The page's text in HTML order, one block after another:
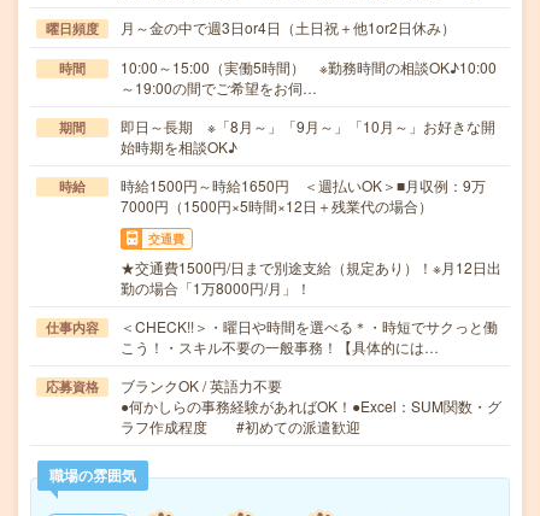
曜日頻度 月～金の中で週3日or4日（土日祝＋他1or2日休み）
時間
10:00～15:00（実働5時間） ※勤務時間の相談OK♪10:00
～19:00の間でご希望をお伺…
期間
即日～長期 ※「8月～」「9月～」「10月～」お好きな開
始時期を相談OK♪
時給
時給1500円～時給1650円 ＜週払いOK＞■月収例：9万
7000円（1500円×5時間×12日＋残業代の場合）
交通費
★交通費1500円/日まで別途支給（規定あり）！※月12日出
勤の場合「1万8000円/月」！
仕事内容
＜CHECK!!＞・曜日や時間を選べる＊・時短でサクっと働
こう！・スキル不要の一般事務！【具体的には…
応募資格
ブランクOK / 英語力不要
●何かしらの事務経験があればOK！●Excel：SUM関数・グ
ラフ作成程度 #初めての派遣歓迎
職場の雰囲気